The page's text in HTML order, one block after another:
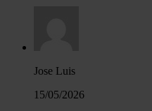
Jose Luis
15/05/2026